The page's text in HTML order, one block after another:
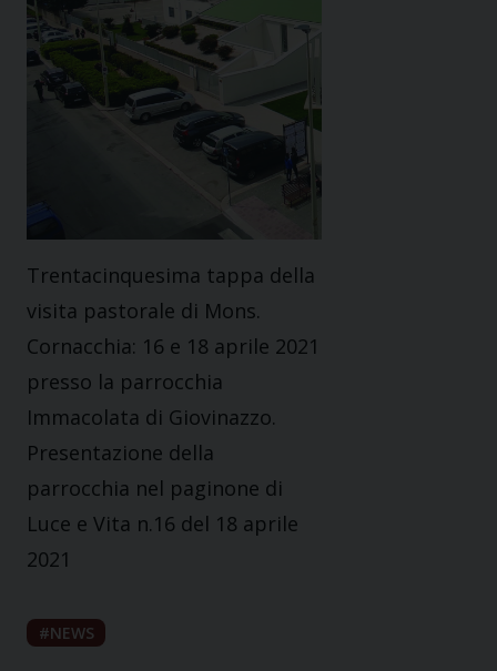
Trentacinquesima tappa della
visita pastorale di Mons.
Cornacchia: 16 e 18 aprile 2021
presso la parrocchia
Immacolata di Giovinazzo.
Presentazione della
parrocchia nel paginone di
Luce e Vita n.16 del 18 aprile
2021
NEWS